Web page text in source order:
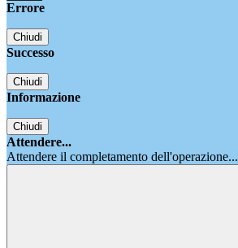
Errore
Chiudi
Successo
Chiudi
Informazione
Chiudi
Attendere...
Attendere il completamento dell'operazione...